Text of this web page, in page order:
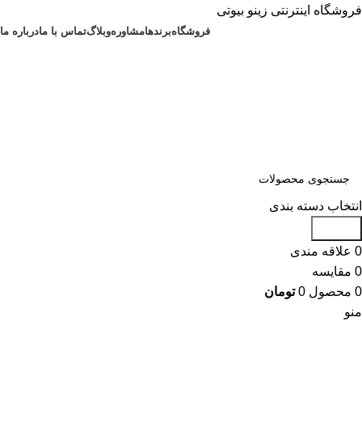
فروشگاه اینترنتی زینو بیوتی
فروشگاهبرندهامشاورهوبلاگتماس با مادرباره ما
انتخاب دسته بندی
0 علاقه مندی
0 مقایسه
0 محصول 0 تومان
منو